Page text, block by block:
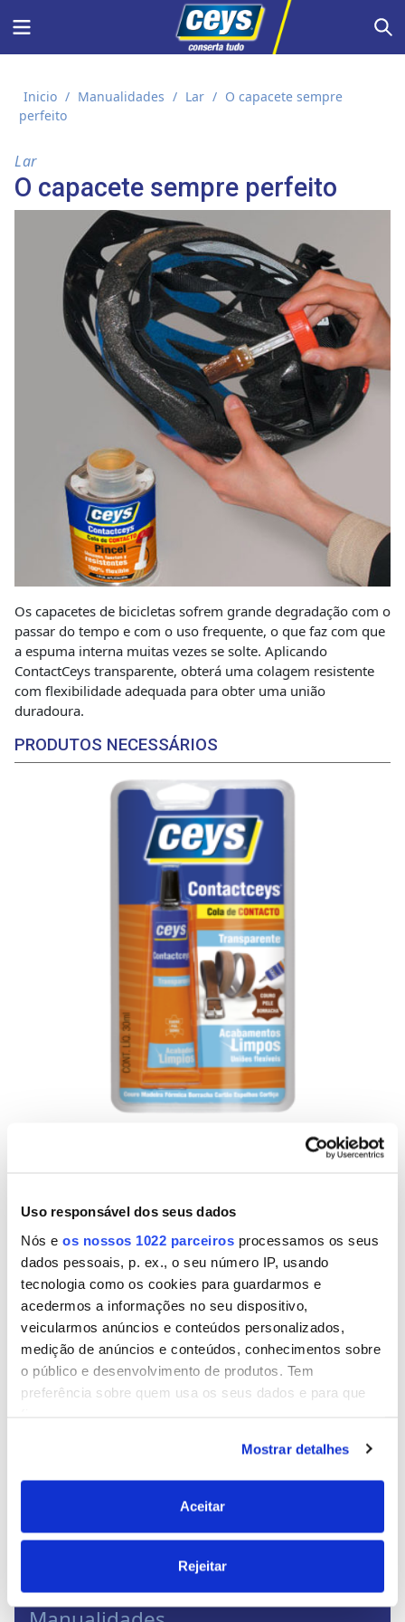
Uso responsável dos seus dados
Nós e os nossos 1022 parceiros processamos os seus
dados pessoais, p. ex., o seu número IP, usando
tecnologia como os cookies para guardarmos e
acedermos a informações no seu dispositivo,
veicularmos anúncios e conteúdos personalizados,
medição de anúncios e conteúdos, conhecimentos sobre
o público e desenvolvimento de produtos. Tem
preferência sobre quem usa os seus dados e para que
Se permitir, gostaríamos também de:
Recolher informações sobre a sua localização
geográfica as quais podem ter uma precisão de
ativa as características específicas (impressão
digital)
Saiba mais sobre como os seus dados pessoais são
Mostrar detalhes
Aceitar
Rejeitar
Menu
Inicio / Manualidades / Lar / O capacete sempre
perfeito
Lar
O capacete sempre perfeito
Os capacetes de bicicletas sofrem grande degradação com o
passar do tempo e com o uso frequente, o que faz com que
a espuma interna muitas vezes se solte. Aplicando
ContactCeys transparente, obterá uma colagem resistente
com flexibilidade adequada para obter uma união
duradoura.
PRODUTOS NECESSÁRIOS
Mais manualidades nesta categoria
Lar
Reforçar a fixação de um toldo
< >